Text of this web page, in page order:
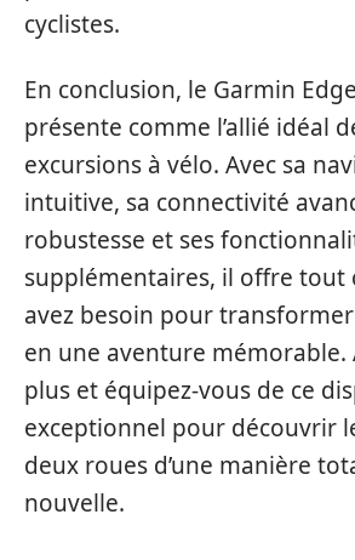
cyclistes.
En conclusion, le Garmin
présente comme l’allié idéal
excursions à vélo. Avec sa
intuitive, sa connectivité
robustesse et ses
supplémentaires, il offre tout
avez besoin pour
en une aventure mémorable.
plus et équipez-vous de ce
exceptionnel pour découvrir
deux roues d’une manière
nouvelle.